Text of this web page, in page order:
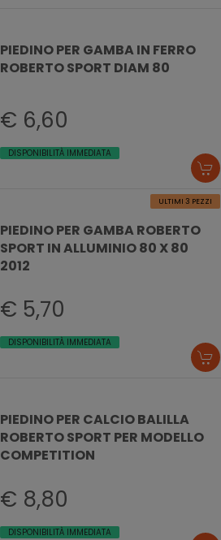
PIEDINO PER GAMBA IN FERRO
ROBERTO SPORT DIAM 80
€ 6,60
DISPONIBILITÀ IMMEDIATA
ULTIMI 3 PEZZI
PIEDINO PER GAMBA ROBERTO
SPORT IN ALLUMINIO 80 X 80
2012
€ 5,70
DISPONIBILITÀ IMMEDIATA
PIEDINO PER CALCIO BALILLA
ROBERTO SPORT PER MODELLO
COMPETITION
€ 8,80
DISPONIBILITÀ IMMEDIATA